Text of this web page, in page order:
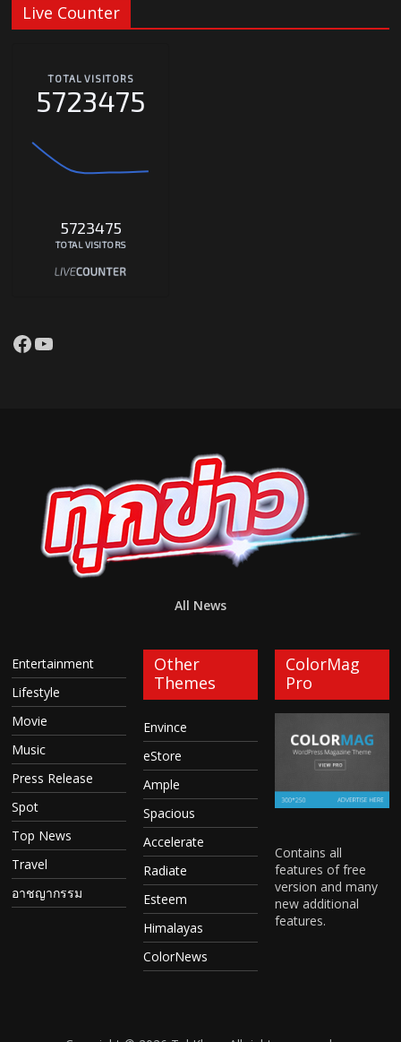
Live Counter
TOTAL VISITORS
5723475
5723475
TOTAL VISITORS
Facebook
YouTube
All News
Entertainment
Lifestyle
Movie
Music
Press Release
Spot
Top News
Travel
อาชญากรรม
Other
Themes
Envince
eStore
Ample
Spacious
Accelerate
Radiate
Esteem
Himalayas
ColorNews
ColorMag
Pro
Contains all
features of free
version and many
new additional
features.